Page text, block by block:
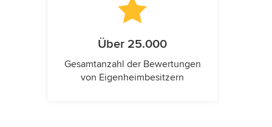
Über 25.000
Gesamtanzahl der Bewertungen
von Eigenheimbesitzern